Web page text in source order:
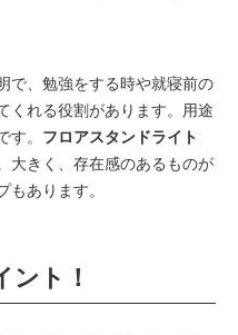
で、勉強をする時や就寝前の
くれる役割があります。用途
す。 フロアスタンドライト
大きく、存在感のあるものが
あります。
ント！